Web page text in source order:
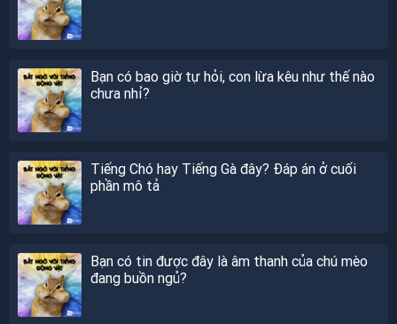
Bạn có bao giờ tự hỏi, con lừa kêu như thế nào
chưa nhỉ?
Tiếng Chó hay Tiếng Gà đây? Đáp án ở cuối
phần mô tả
Bạn có tin được đây là âm thanh của chú mèo
đang buồn ngủ?